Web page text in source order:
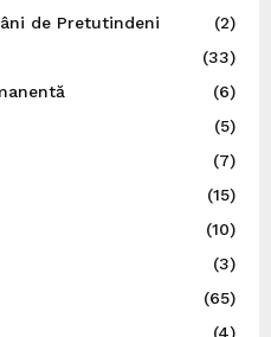
de Pretutindeni
(2)
(33)
(6)
(5)
(7)
(15)
(10)
(3)
(65)
(4)